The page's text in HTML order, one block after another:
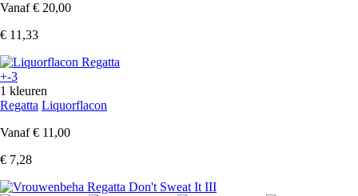
Vanaf € 20,00
€ 11,33
+-3
1 kleuren
Regatta Liquorflacon
Vanaf € 11,00
€ 7,28